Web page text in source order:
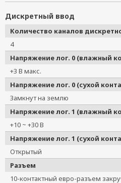
Дискретный ввод
Количество каналов
4
Напряжение лог. 0 (влажный
+3 В макс.
Напряжение лог. 0 (сухой
Замкнут на землю
Напряжение лог. 1 (влажный
+10 ~ +30 В
Напряжение лог. 1 (сухой
Открытый
Разъем
10-контактный евро-разъем